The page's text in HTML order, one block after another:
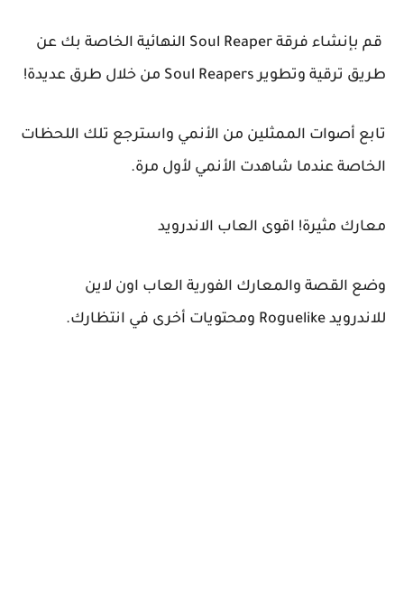
قم بإنشاء فرقة Soul Reaper النهائية الخاصة بك عن
طريق ترقية وتطوير Soul Reapers من خلال طرق عديدة!
تابع أصوات الممثلين من الأنمي واسترجع تلك اللحظات
الخاصة عندما شاهدت الأنمي لأول مرة.
معارك مثيرة! اقوى العاب الاندرويد
وضع القصة والمعارك الفورية العاب اون لاين
للاندرويد Roguelike ومحتويات أخرى في انتظارك.